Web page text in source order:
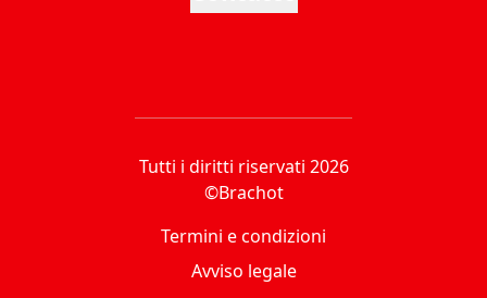
Tutti i diritti riservati 2026
©Brachot
Termini e condizioni
Avviso legale